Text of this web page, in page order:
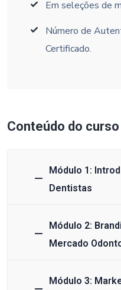
Em seleções de
Número de
Certificado.
Conteúdo do curso
Módulo 1:
Dentistas
Módulo 2:
Mercado
Módulo 3: